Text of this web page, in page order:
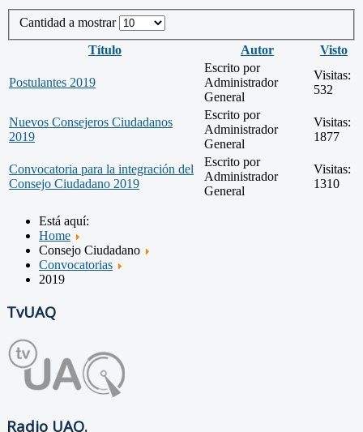
Cantidad a mostrar
Título
Autor Visto
Postulantes 2019
Escrito por
Administrador
General
Visitas:
532
Nuevos Consejeros Ciudadanos
2019
Escrito por
Administrador
General
Visitas:
1877
Convocatoria para la integración del
Consejo Ciudadano 2019
Escrito por
Administrador
General
Visitas:
1310
Está aquí:
Home
Consejo Ciudadano
Convocatorias
2019
TvUAQ
Radio UAQ.